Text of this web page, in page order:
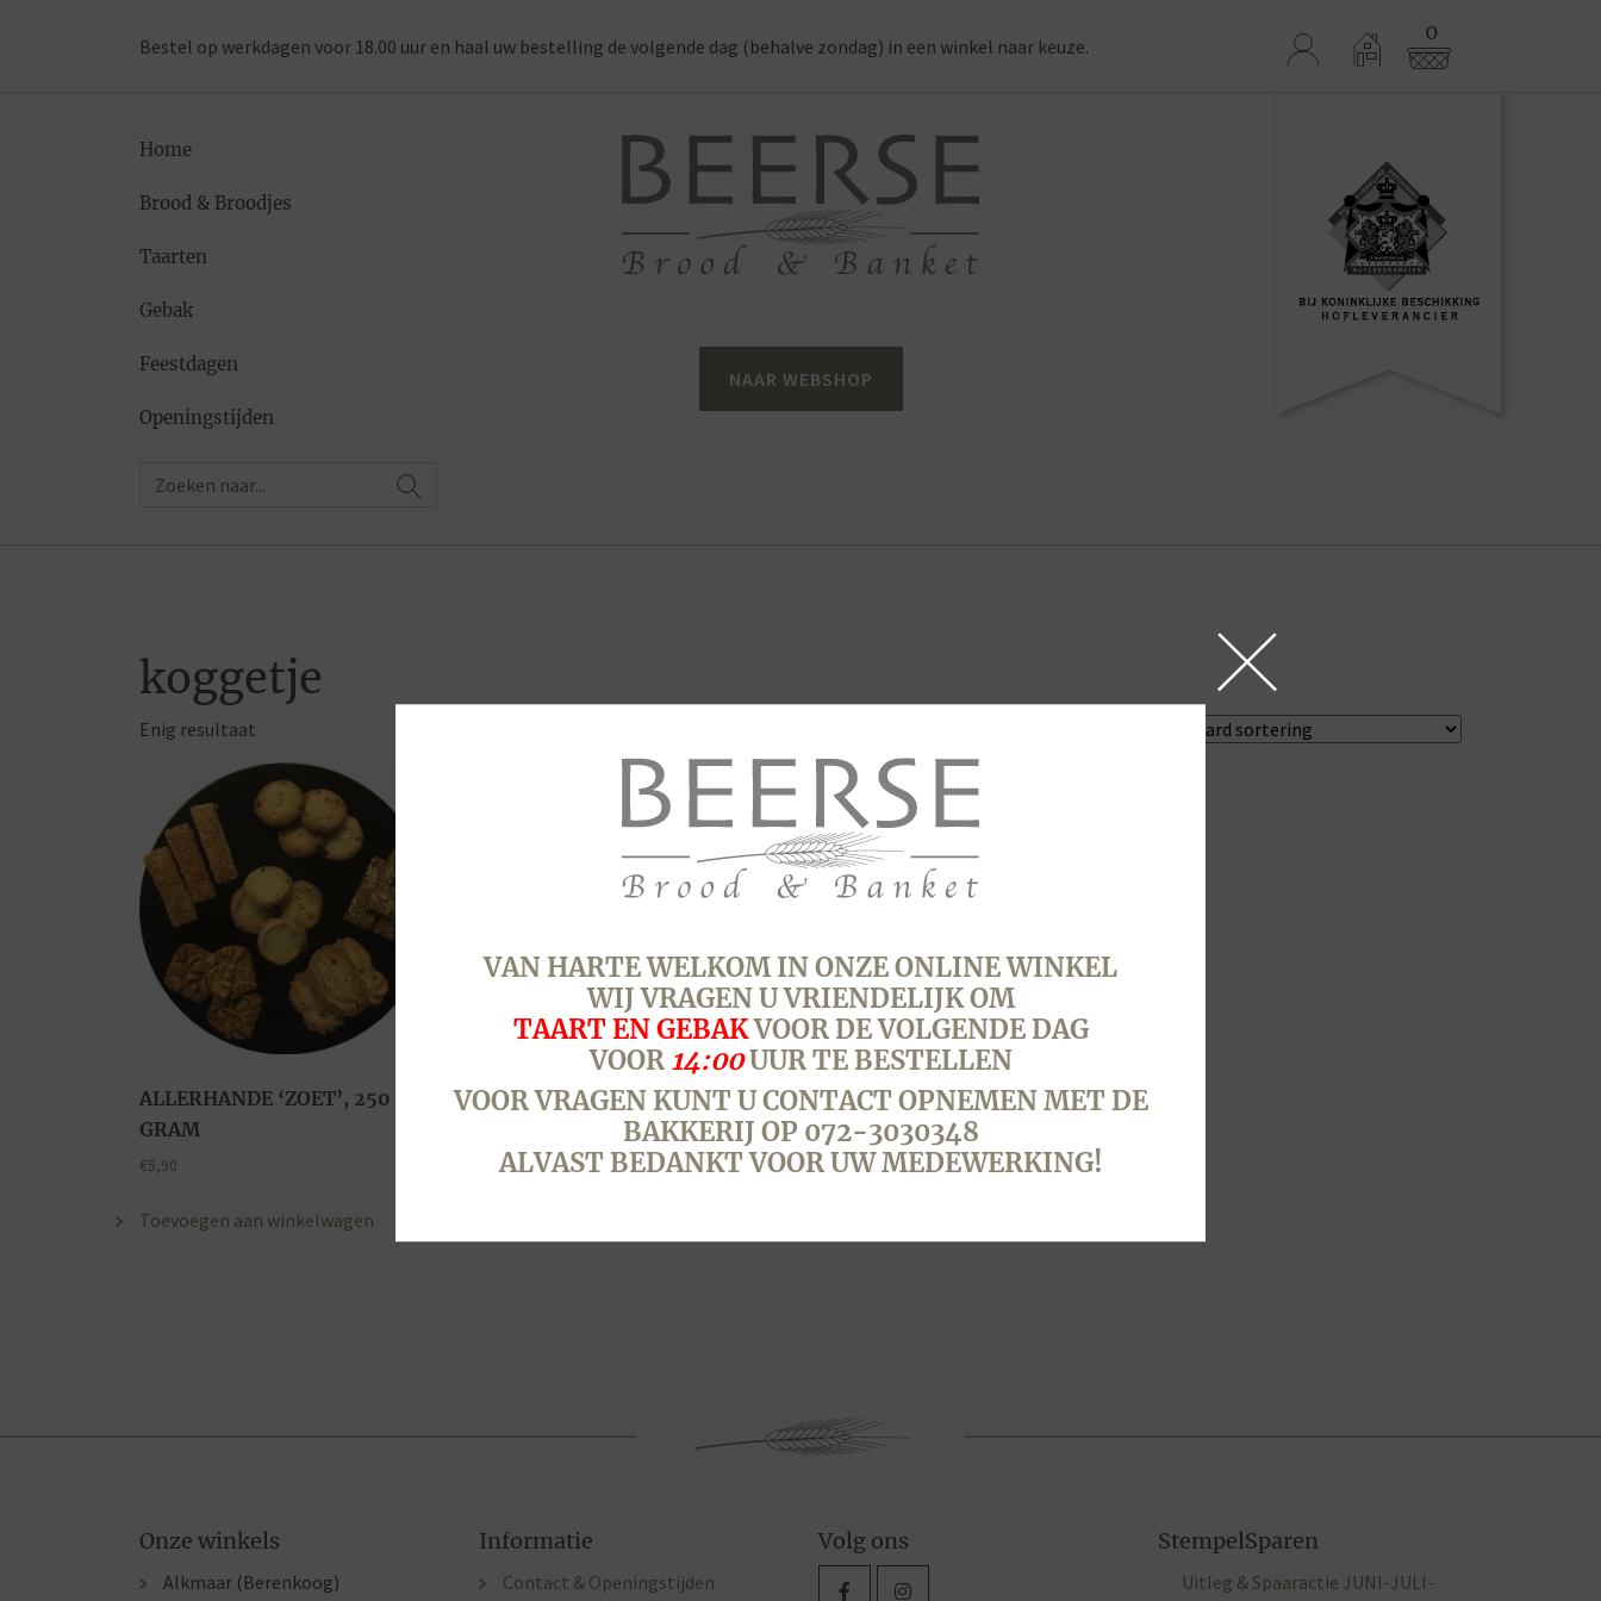
Bestel op werkdagen voor 18.00 uur en haal uw bestelling de volgende dag (behalve zondag) in een winkel naar keuze.
0
Home
Brood & Broodjes
Taarten
Gebak
Feestdagen
Openingstijden
NAAR WEBSHOP
koggetje
Enig resultaat
ALLERHANDE ‘ZOET’, 250
GRAM
€5,90
Toevoegen aan winkelwagen
Onze winkels
Alkmaar (Berenkoog)
Informatie
Contact & Openingstijden
Volg ons StempelSparen
Uitleg & Spaaractie JUNI-JULI-
VAN HARTE WELKOM IN ONZE ONLINE WINKEL
WIJ VRAGEN U VRIENDELIJK OM
TAART EN GEBAKVOOR DE VOLGENDE DAG
VOOR 14:00UUR TE BESTELLEN
VOOR VRAGEN KUNT U CONTACT OPNEMEN MET DE
BAKKERIJ OP 072-3030348
ALVAST BEDANKT VOOR UW MEDEWERKING!